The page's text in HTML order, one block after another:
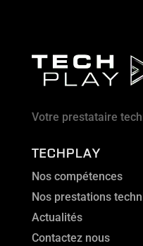
Votre prestataire
TECHPLAY
Nos compétences
Nos prestations
Actualités
Contactez nous